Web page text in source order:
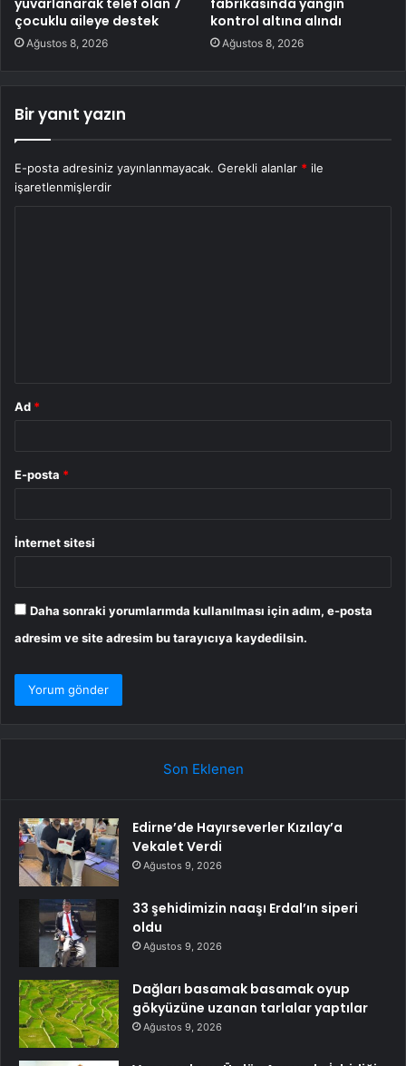
çocuklu aileye destek
Ağustos 8, 2026
kontrol altına alındı
Ağustos 8, 2026
Bir yanıt yazın
E-posta adresiniz yayınlanmayacak. Gerekli alanlar * ile
işaretlenmişlerdir
Ad *
E-posta *
İnternet sitesi
Daha sonraki yorumlarımda kullanılması için adım, e-posta
adresim ve site adresim bu tarayıcıya kaydedilsin.
Son Eklenen
Edirne’de Hayırseverler Kızılay’a
Vekalet Verdi
Ağustos 9, 2026
33 şehidimizin naaşı Erdal’ın siperi
oldu
Ağustos 9, 2026
Dağları basamak basamak oyup
gökyüzüne uzanan tarlalar yaptılar
Ağustos 9, 2026